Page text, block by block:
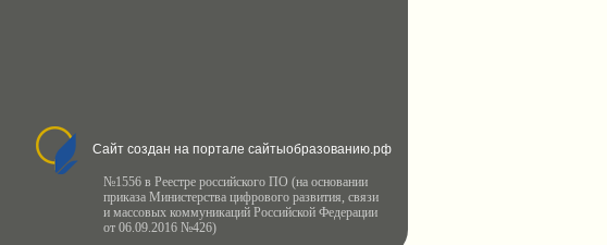
Сайт создан на портале сайтыобразованию.рф
№1556 в Реестре российского ПО (на основании
приказа Министерства цифрового развития, связи
и массовых коммуникаций Российской Федерации
от 06.09.2016 №426)